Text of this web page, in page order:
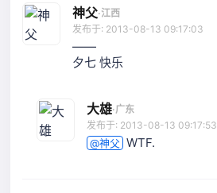
神父·江西
发布于: 2013-08-13 09:17:03
——
夕七 快乐
大雄·广东
发布于: 2013-08-13 09:17:53
@神父 WTF.